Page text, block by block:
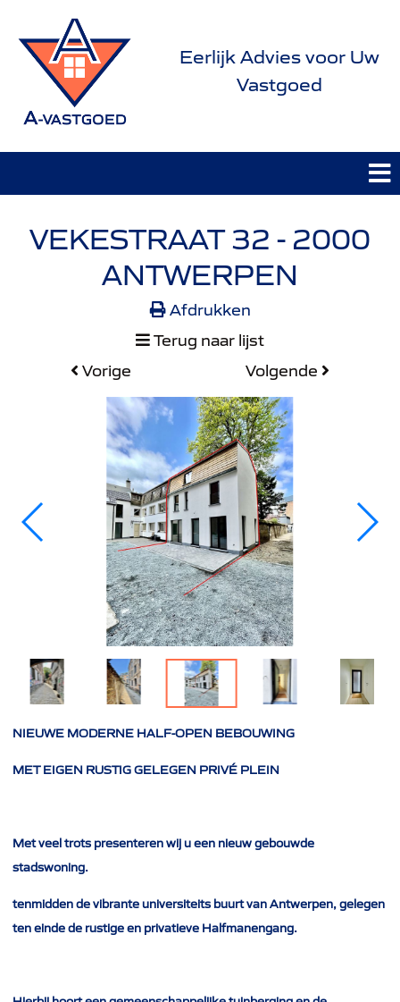
Eerlijk Advies voor Uw
Vastgoed
VEKESTRAAT 32 - 2000
ANTWERPEN
Afdrukken
Terug naar lijst
Vorige
Volgende
NIEUWE MODERNE HALF-OPEN BEBOUWING
MET EIGEN RUSTIG GELEGEN PRIVÉ PLEIN
Met veel trots presenteren wij u een nieuw gebouwde
stadswoning.
tenmidden de vibrante universiteits buurt van Antwerpen, gelegen
ten einde de rustige en privatieve Halfmanengang.